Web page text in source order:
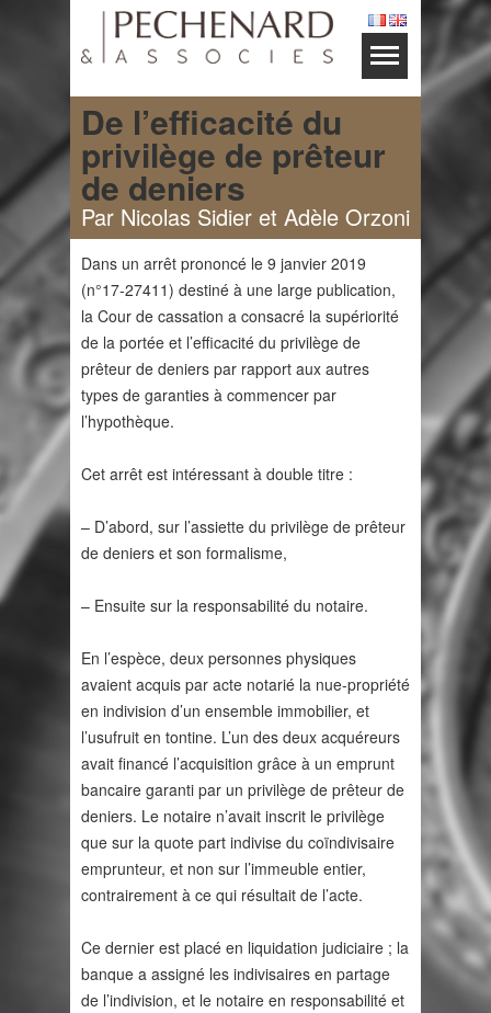
De l’efficacité du
privilège de prêteur
de deniers
Par Nicolas Sidier et Adèle Orzoni
Dans un arrêt prononcé le 9 janvier 2019
(n°17-27411) destiné à une large publication,
la Cour de cassation a consacré la supériorité
de la portée et l’efficacité du privilège de
prêteur de deniers par rapport aux autres
types de garanties à commencer par
l’hypothèque.
Cet arrêt est intéressant à double titre :
– D’abord, sur l’assiette du privilège de prêteur
de deniers et son formalisme,
– Ensuite sur la responsabilité du notaire.
En l’espèce, deux personnes physiques
avaient acquis par acte notarié la nue-propriété
en indivision d’un ensemble immobilier, et
l’usufruit en tontine. L’un des deux acquéreurs
avait financé l’acquisition grâce à un emprunt
bancaire garanti par un privilège de prêteur de
deniers. Le notaire n’avait inscrit le privilège
que sur la quote part indivise du coïndivisaire
emprunteur, et non sur l’immeuble entier,
contrairement à ce qui résultait de l’acte.
Ce dernier est placé en liquidation judiciaire ; la
banque a assigné les indivisaires en partage
de l’indivision, et le notaire en responsabilité et